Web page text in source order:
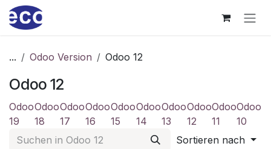
Zum Inhalt springen
... Odoo Version Odoo 12
Odoo 12
Odoo
19
Odoo
18
Odoo
17
Odoo
16
Odoo
15
Odoo
14
Odoo
13
Odoo
12
Odoo
11
Odoo
10
Sortieren nach